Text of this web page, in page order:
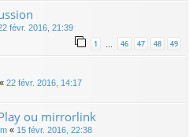
févr. 2016, 21:39
1 46 47 48 49
« 22 févr. 2016, 14:17
ou mirrorlink
« 15 févr. 2016, 22:38